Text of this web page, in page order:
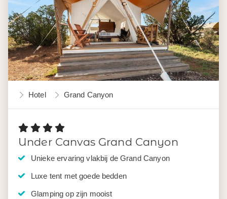
Hotel Grand Canyon
Under Canvas Grand Canyon
Unieke ervaring vlakbij de Grand Canyon
Luxe tent met goede bedden
Glamping op zijn mooist